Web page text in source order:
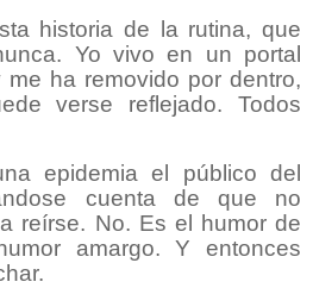
historia de la rutina, que
Yo vivo en un portal
ha removido por dentro,
verse reflejado. Todos
epidemia el público del
cuenta de que no
reírse. No. Es el humor de
amargo. Y entonces